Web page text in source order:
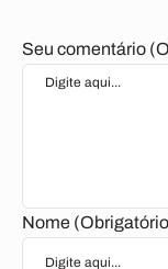
Seu comentário
Nome